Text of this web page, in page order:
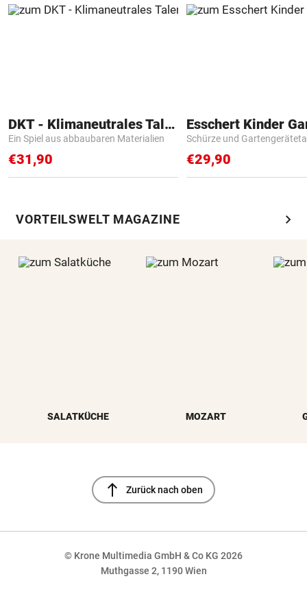
DKT - Klimaneutrales Talent
Ein Spiel aus abbaubaren Materialien
€31,90
Schürze und
€29,90
VORTEILSWELT MAGAZINE chevron_right
SALATKÜCHE MOZART
north Zurück nach oben
© Krone Multimedia GmbH & Co KG 2026
Muthgasse 2, 1190 Wien